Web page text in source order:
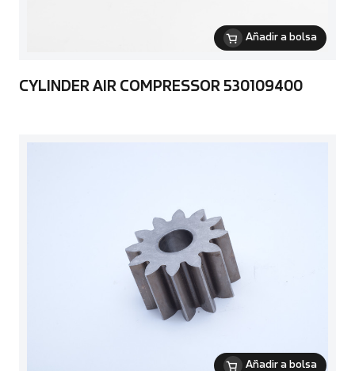
Añadir a bolsa
CYLINDER AIR COMPRESSOR 530109400
Añadir a bolsa